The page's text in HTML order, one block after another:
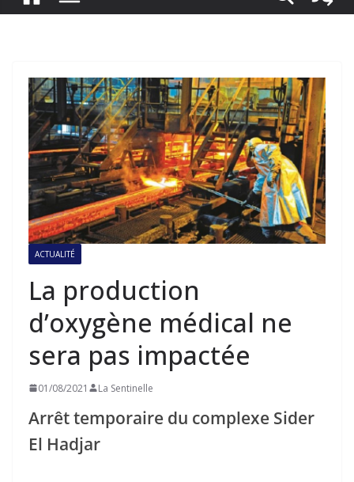
ACTUALITÉ
La production
d’oxygène médical ne
sera pas impactée
01/08/2021 La Sentinelle
Arrêt temporaire du complexe Sider
El Hadjar